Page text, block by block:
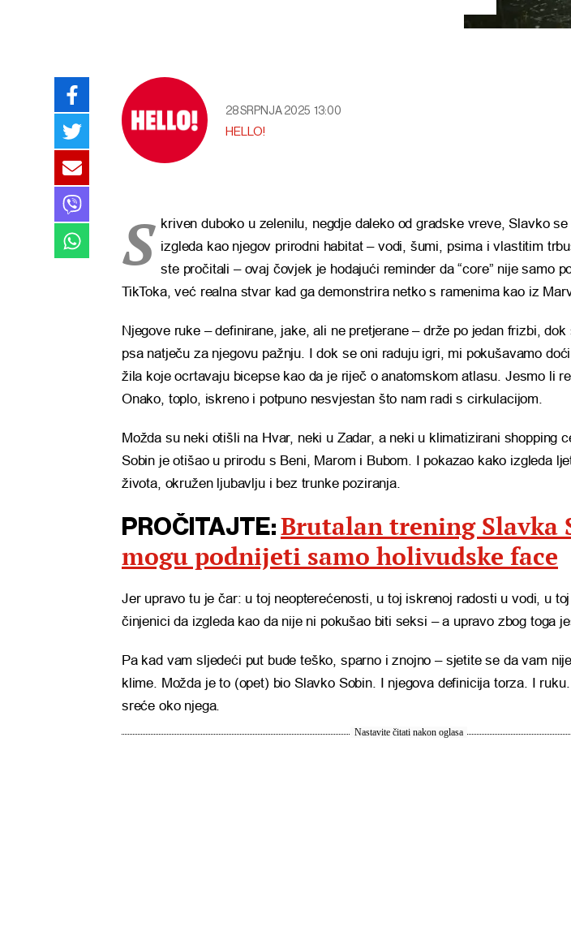
28 SRPNJA 2025 13:00
HELLO!
S
kriven duboko u zelenilu, negdje daleko od gradske vreve, Slavko
izgleda kao njegov prirodni habitat – vodi, šumi, psima i vlastitim
ste pročitali – ovaj čovjek je hodajući reminder da “core” nije samo
TikToka, već realna stvar kad ga demonstrira netko s ramenima kao iz
Njegove ruke – definirane, jake, ali ne pretjerane – drže po jedan frizbi,
psa natječu za njegovu pažnju. I dok se oni raduju igri, mi pokušavamo
žila koje ocrtavaju bicepse kao da je riječ o anatomskom atlasu. Jesmo li
Onako, toplo, iskreno i potpuno nesvjestan što nam radi s cirkulacijom.
Možda su neki otišli na Hvar, neki u Zadar, a neki u klimatizirani shopping
Sobin je otišao u prirodu s Beni, Marom i Bubom. I pokazao kako izgleda
života, okružen ljubavlju i bez trunke poziranja.
PROČITAJTE: Brutalan trening Slavka
mogu podnijeti samo holivudske face
Jer upravo tu je čar: u toj neopterećenosti, u toj iskrenoj radosti u vodi, u
činjenici da izgleda kao da nije ni pokušao biti seksi – a upravo zbog toga
Pa kad vam sljedeći put bude teško, sparno i znojno – sjetite se da vam
klime. Možda je to (opet) bio Slavko Sobin. I njegova definicija torza. I
sreće oko njega.
Nastavite čitati nakon oglasa